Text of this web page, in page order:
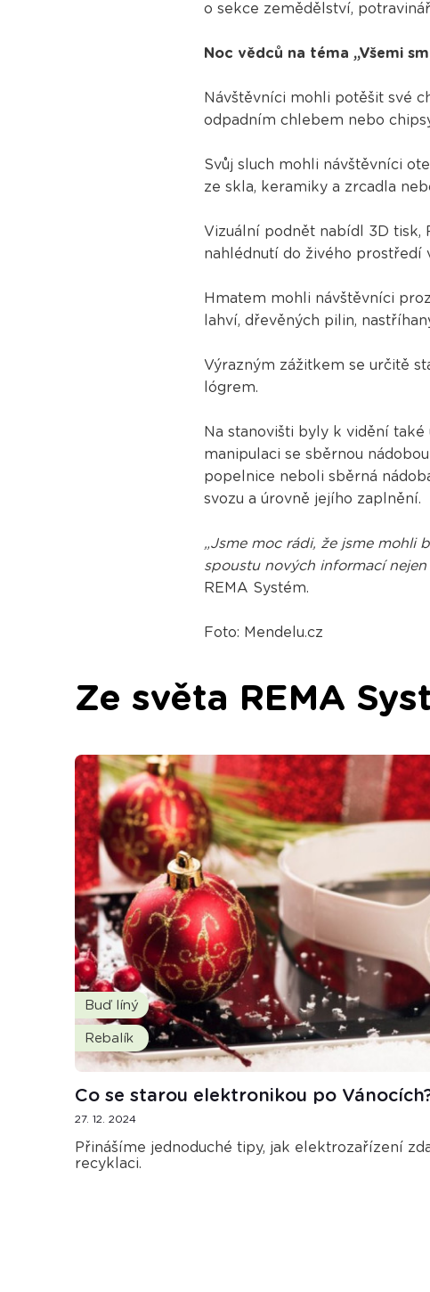
o sekce zemědělství,
Noc vědců na téma „Všemi
Návštěvníci mohli potěšit své
odpadním chlebem nebo
Svůj sluch mohli návštěvníci
ze skla, keramiky a zrcadla
Vizuální podnět nabídl 3D
nahlédnutí do živého prostředí
Hmatem mohli návštěvníci
lahví, dřevěných pilin,
Výrazným zážitkem se určitě
lógrem.
Na stanovišti byly k vidění
manipulaci se sběrnou
popelnice neboli sběrná
svozu a úrovně jejího zaplnění.
„Jsme moc rádi, že jsme mohli
spoustu nových informací
REMA Systém.
Foto: Mendelu.cz
Ze světa REMA
Buď líný
Rebalík
Co se starou elektronikou po
27. 12. 2024
Přinášíme jednoduché tipy, jak elektrozařízení
recyklaci.